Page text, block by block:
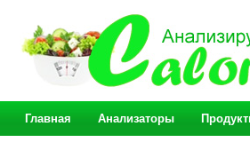
Главная Анализаторы